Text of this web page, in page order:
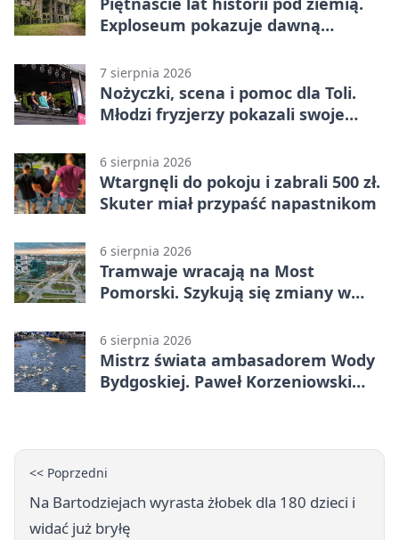
Exploseum pokazuje dawną
7 sierpnia 2026
Nożyczki, scena i pomoc dla Toli.
Młodzi fryzjerzy pokazali swoje
6 sierpnia 2026
Wtargnęli do pokoju i zabrali 500 zł.
Skuter miał przypaść napastnikom
6 sierpnia 2026
Tramwaje wracają na Most
Pomorski. Szykują się zmiany w
6 sierpnia 2026
Mistrz świata ambasadorem Wody
Bydgoskiej. Paweł Korzeniowski
<< Poprzedni
Na Bartodziejach wyrasta żłobek dla 180 dzieci i
widać już bryłę